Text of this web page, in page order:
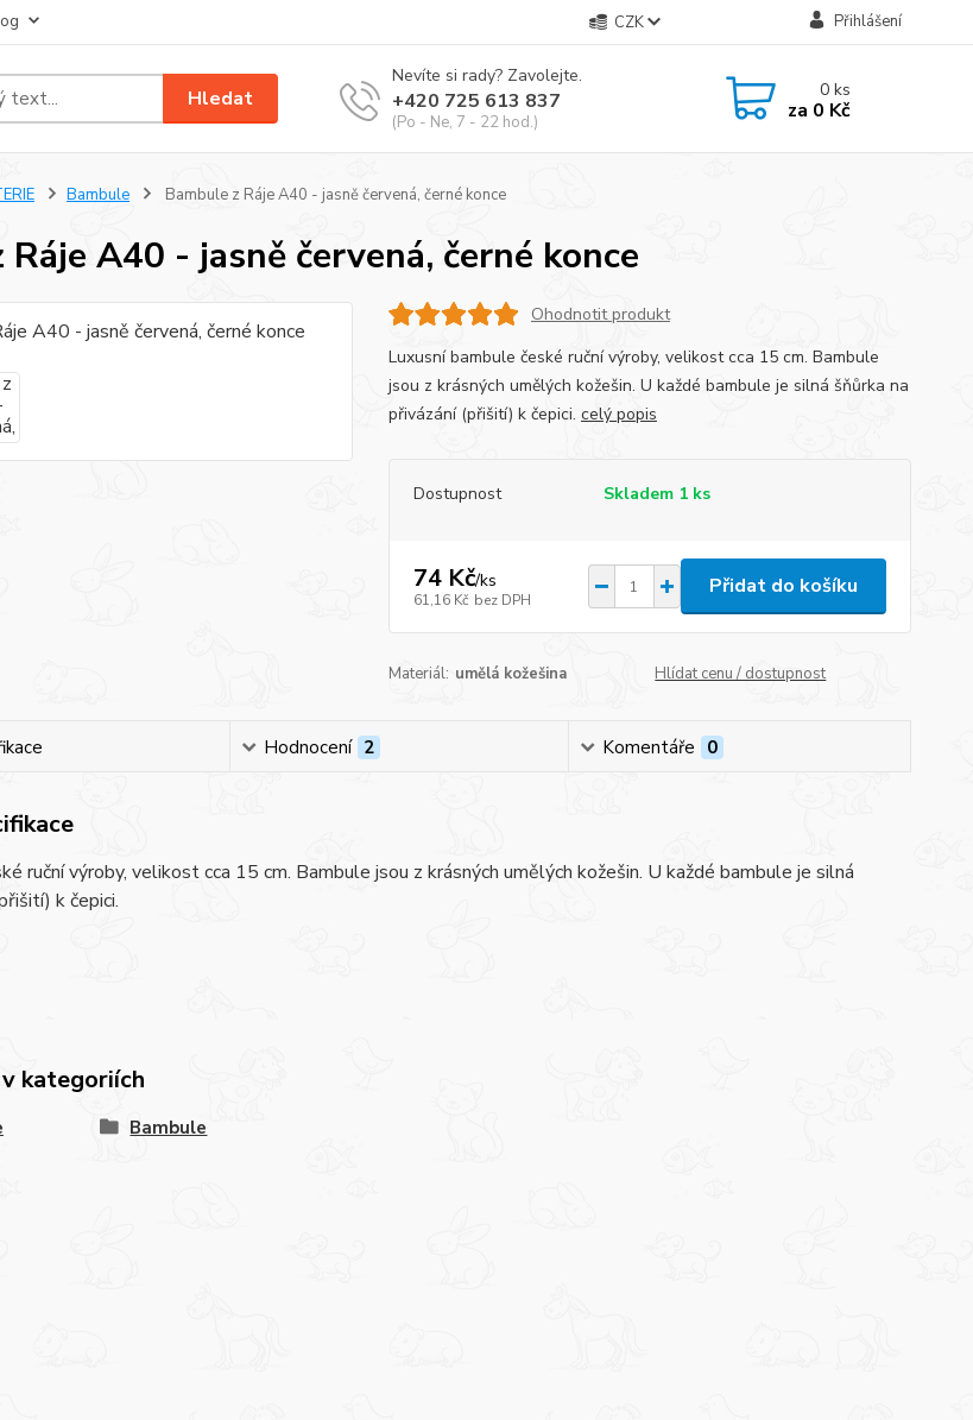
CZK Přihlášení
Hledat
Nevíte si rady? Zavolejte.
+420 725 613 837
(Po - Ne, 7 - 22 hod.)
0ks
za 0 Kč
Bambule Bambule z Ráje A40 - jasně červená, černé konce
Ráje A40 - jasně červená, černé konce
Ohodnotit produkt
Luxusní bambule české ruční výroby, velikost cca 15 cm. Bambule
jsou z krásných umělých kožešin. U každé bambule je silná šňůrka na
přivázání (přišití) k čepici. celý popis
Dostupnost Skladem 1 ks
74 Kč/ks
61,16 Kč bez DPH
Přidat do košíku
Materiál: umělá kožešina Hlídat cenu / dostupnost
Hodnocení 2 Komentáře 0
ruční výroby, velikost cca 15 cm. Bambule jsou z krásných umělých kožešin. U každé bambule je silná
k čepici.
kategoriích
Bambule